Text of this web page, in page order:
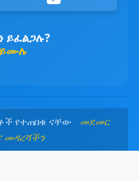
ይፈልጋሉ?
ይሙሉ
የተጠበቁ ናቸው መደመር
መዳረሻችን